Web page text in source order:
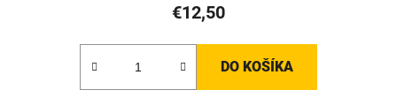
€12,50
DO KOŠÍKA